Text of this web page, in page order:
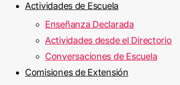
Actividades de Escuela
Enseñanza Declarada
Actividades desde el Directorio
Conversaciones de Escuela
Comisiones de Extensión